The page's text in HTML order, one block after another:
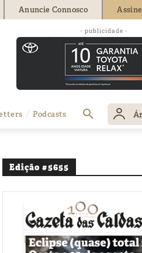
Anuncie Connosco
- publicidade -
Podcasts
Edição #5655